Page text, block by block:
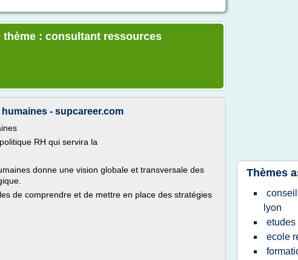
: consultant ressources
- supcareer.com
RH qui servira la
donne une vision globale et transversale des
de comprendre et de mettre en place des stratégies
Thèmes
lyon
etudes
ecole